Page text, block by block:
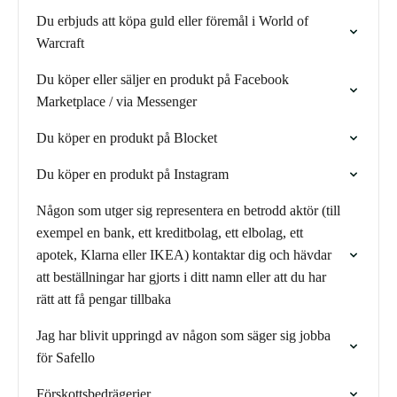
Du erbjuds att köpa guld eller föremål i World of
Warcraft
Du köper eller säljer en produkt på Facebook
Marketplace / via Messenger
Du köper en produkt på Blocket
Du köper en produkt på Instagram
Någon som utger sig representera en betrodd aktör (till
exempel en bank, ett kreditbolag, ett elbolag, ett
apotek, Klarna eller IKEA) kontaktar dig och hävdar
att beställningar har gjorts i ditt namn eller att du har
rätt att få pengar tillbaka
Jag har blivit uppringd av någon som säger sig jobba
för Safello
Förskottsbedrägerier